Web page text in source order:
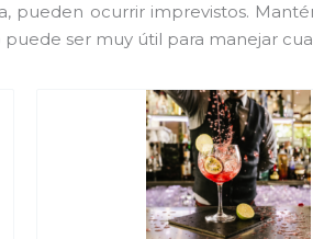
pueden ocurrir imprevistos.
ser muy útil para manejar